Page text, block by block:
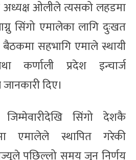
ओलीले त्यसको लहडमा
सिंगो एमालेका लागि दुःखत
सहभागि एमाले स्थायी
कर्णाली प्रदेश इन्चार्ज
दिए।
जिम्मेवारीदेखि सिंगो देशकै
एमालेले स्थापित गरेकी